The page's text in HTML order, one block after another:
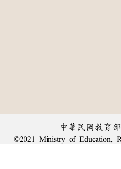
中華民國教育
©2021 Ministry of Education,